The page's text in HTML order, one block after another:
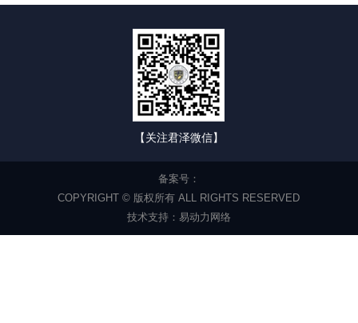
【关注君泽微信】
备案号：
COPYRIGHT © 版权所有 ALL RIGHTS RESERVED
技术支持： 易动力网络